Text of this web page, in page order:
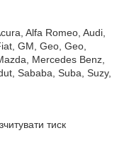
Alfa Romeo, Audi,
GM, Geo, Geo,
Mercedes Benz,
Sababa, Suba, Suzy,
тиск